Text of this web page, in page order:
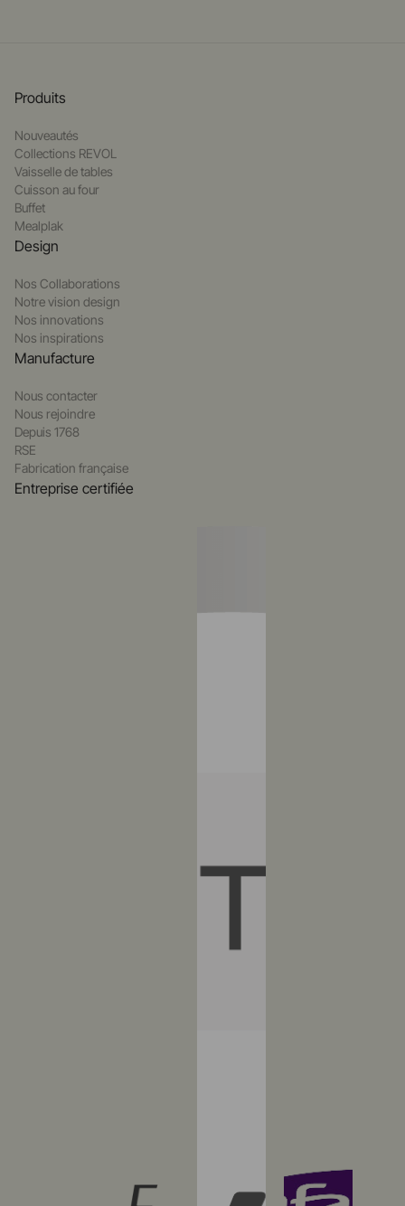
Produits
Nouveautés
Collections REVOL
Vaisselle de tables
Cuisson au four
Buffet
Mealplak
Design
Nos Collaborations
Notre vision design
Nos innovations
Nos inspirations
Manufacture
Nous contacter
Nous rejoindre
Depuis 1768
RSE
Fabrication française
Entreprise certifiée